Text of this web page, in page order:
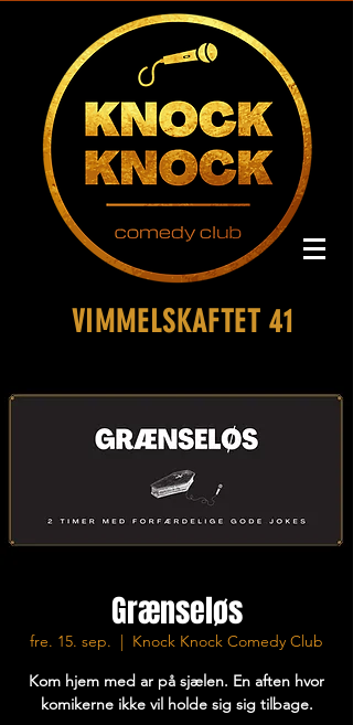
VIMMELSKAFTET 41
Grænseløs
fre. 15. sep.
  |
Knock Knock Comedy Club
Kom hjem med ar på sjælen. En aften hvor
komikerne ikke vil holde sig sig tilbage.